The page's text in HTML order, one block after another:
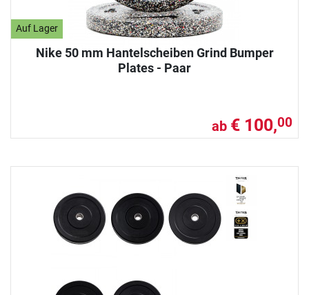
Auf Lager
Nike 50 mm Hantelscheiben Grind Bumper
Plates - Paar
ab € 100,00